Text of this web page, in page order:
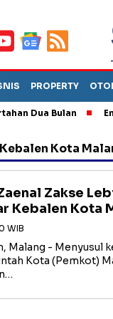
PROPERTY
Bulan Empat
Kota
Zakse
Kebalen Kota
WIB
Malang -
Kota (Pemkot)